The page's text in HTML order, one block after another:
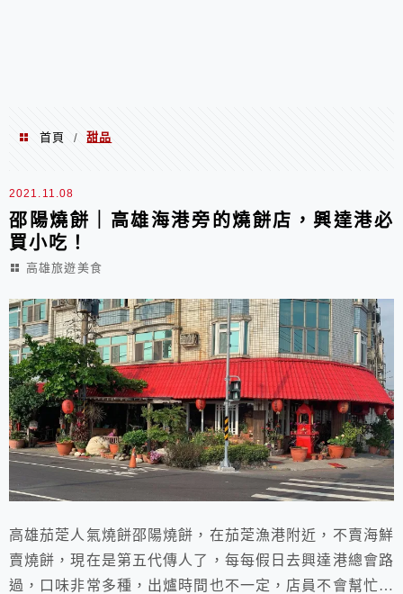
首頁 / 甜品
甜品
2021.11.08
邵陽燒餅｜高雄海港旁的燒餅店，興達港必
買小吃！
高雄旅遊美食
高雄茄萣人氣燒餅邵陽燒餅，在茄萣漁港附近，不賣海鮮
賣燒餅，現在是第五代傳人了，每每假日去興達港總會路
過，口味非常多種，出爐時間也不一定，店員不會幫忙在